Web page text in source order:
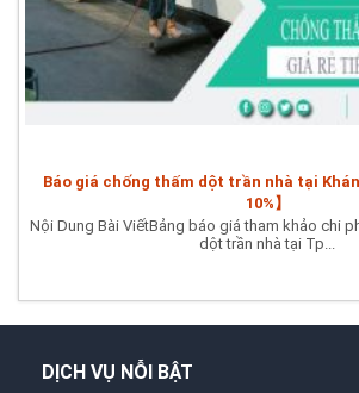
Báo giá chống thấm dột trần nhà tại
10%】
Nội Dung Bài ViếtBảng báo giá tham khảo chi
dột trần nhà tại Tp...
DỊCH VỤ NỖI BẬT